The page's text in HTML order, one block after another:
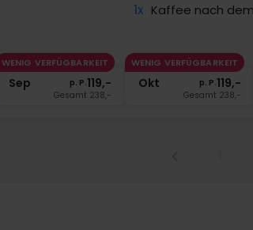
1x Kaffee nach
WENIG VERFÜGBARKEIT
Sep p. P.119,-
Gesamt 238,-
WENIG VERFÜGBARKEIT
Okt p. P.119,-
Gesamt 238,-